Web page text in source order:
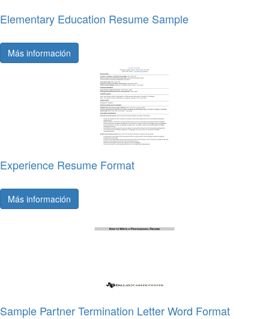
Elementary Education Resume Sample
Más información
Experience Resume Format
Más información
Sample Partner Termination Letter Word Format